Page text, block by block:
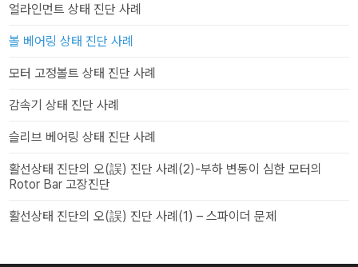
얼라인먼트 상태 진단 사례
볼 베어링 상태 진단 사례
모터 고정볼트 상태 진단 사례
감속기 상태 진단 사례
슬리브 베어링 상태 진단 사례
활선상태 진단의 오(誤) 진단 사례(2)-부하 변동이 심한 모터의
Rotor Bar 고장진단
활선상태 진단의 오(誤) 진단 사례(1) – 스파이더 문제